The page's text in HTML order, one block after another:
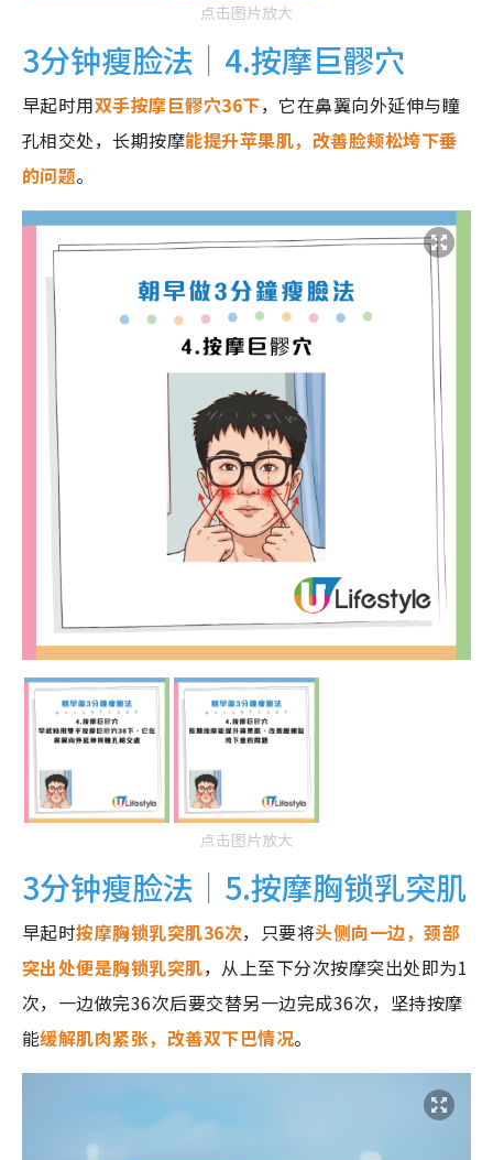
点击图片放大
3分钟瘦脸法｜4.按摩巨髎穴
早起时用双手按摩巨髎穴36下，它在鼻翼向外延伸与瞳
孔相交处，长期按摩能提升苹果肌，改善脸颊松垮下垂
的问题。
点击图片放大
3分钟瘦脸法｜5.按摩胸锁乳突肌
早起时按摩胸锁乳突肌36次，只要将头侧向一边，颈部
突出处便是胸锁乳突肌，从上至下分次按摩突出处即为1
次，一边做完36次后要交替另一边完成36次，坚持按摩
能缓解肌肉紧张，改善双下巴情况。